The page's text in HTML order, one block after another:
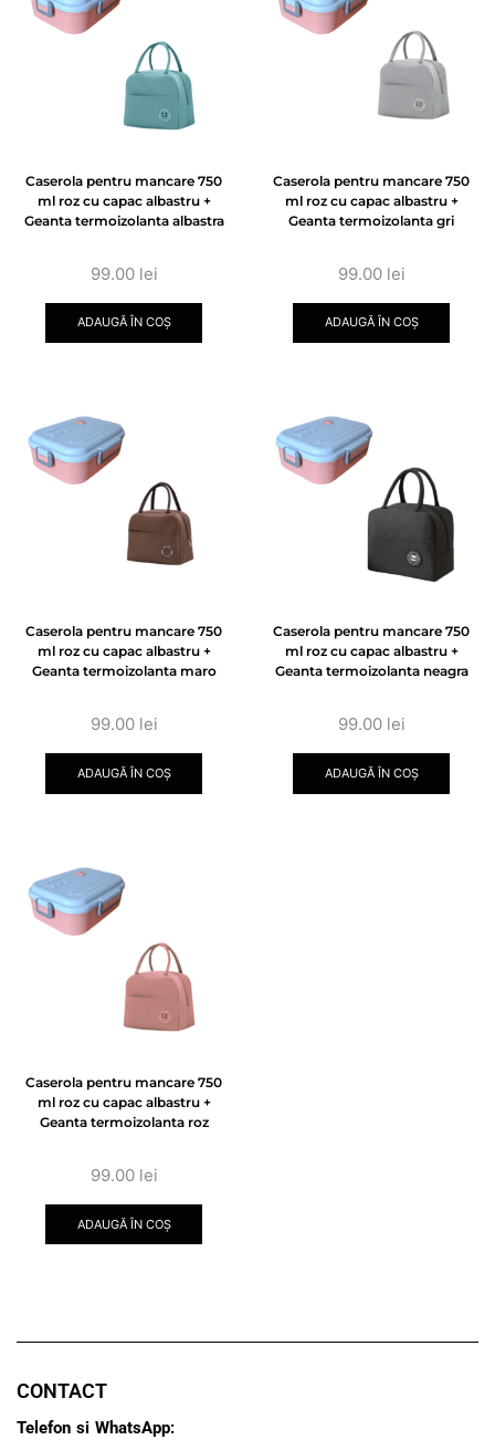
Caserola pentru mancare 750
ml roz cu capac albastru +
Geanta termoizolanta albastra
99.00 lei
ADAUGĂ ÎN COȘ
Caserola pentru mancare 750
ml roz cu capac albastru +
Geanta termoizolanta gri
99.00 lei
ADAUGĂ ÎN COȘ
Caserola pentru mancare 750
ml roz cu capac albastru +
Geanta termoizolanta maro
99.00 lei
ADAUGĂ ÎN COȘ
Caserola pentru mancare 750
ml roz cu capac albastru +
Geanta termoizolanta neagra
99.00 lei
ADAUGĂ ÎN COȘ
Caserola pentru mancare 750
ml roz cu capac albastru +
Geanta termoizolanta roz
99.00 lei
ADAUGĂ ÎN COȘ
CONTACT
Telefon si WhatsApp: